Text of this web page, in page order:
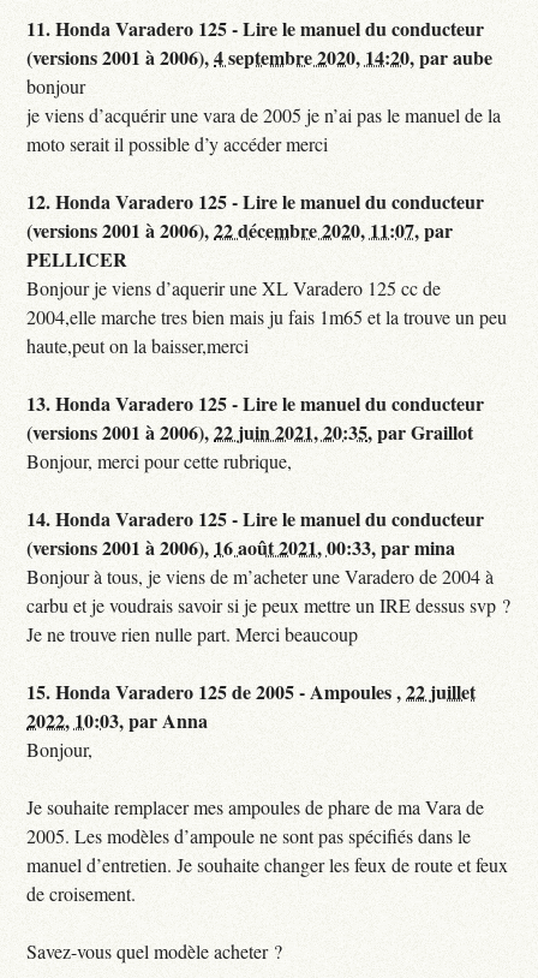
11.Honda Varadero 125 - Lire le manuel du conducteur
(versions 2001 à 2006),4 septembre 2020, 14:20,paraube
bonjour
je viens d’acquérir une vara de 2005 je n’ai pas le manuel de la
moto serait il possible d’y accéder merci
12.Honda Varadero 125 - Lire le manuel du conducteur
(versions 2001 à 2006),22 décembre 2020, 11:07,par
PELLICER
Bonjour je viens d’aquerir une XL Varadero 125 cc de
2004,elle marche tres bien mais ju fais 1m65 et la trouve un peu
haute,peut on la baisser,merci
13.Honda Varadero 125 - Lire le manuel du conducteur
(versions 2001 à 2006),22 juin 2021, 20:35,parGraillot
Bonjour, merci pour cette rubrique,
14.Honda Varadero 125 - Lire le manuel du conducteur
(versions 2001 à 2006), 16 août 2021, 00:33,parmina
Bonjour à tous, je viens de m’acheter une Varadero de 2004 à
carbu et je voudrais savoir si je peux mettre un IRE dessus svp ?
Je ne trouve rien nulle part. Merci beaucoup
15.Honda Varadero 125 de 2005 - Ampoules ,22 juillet
2022, 10:03,parAnna
Bonjour,
Je souhaite remplacer mes ampoules de phare de ma Vara de
2005. Les modèles d’ampoule ne sont pas spécifiés dans le
manuel d’entretien. Je souhaite changer les feux de route et feux
de croisement.
Savez-vous quel modèle acheter ?